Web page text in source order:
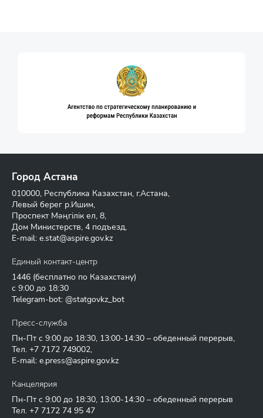
Город Астана
010000, Республика Казахстан, г.Астана,
Левый берег р.Ишим,
Проспект Мәңгілік ел, 8,
Дом Министерств, 4 подъезд,
E-mail: e.stat@aspire.gov.kz
Единый контакт-центр
1446 (бесплатно по Казахстану)
с 9:00 до 18:30
Telegram-bot: @statgovkz_bot
Пресс-служба
Пн-Пт с 9:00 до 18:30, 13:00-14:30 – обеденный перерыв,
Тел. +7 7172 749002,
E-mail: e.press@aspire.gov.kz
Канцелярия
Пн-Пт с 9:00 до 18:30, 13:00-14:30 – обеденный перерыв
Тел. +7 7172 74 95 47